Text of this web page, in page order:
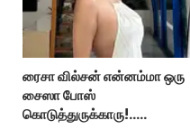
ரைசா வில்சன் என்னம்மா ஒரு
சைஸா போஸ்
கொடுத்துருக்காரு!..